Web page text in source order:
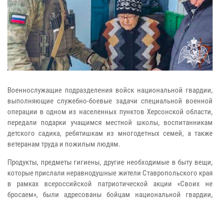
Военнослужащие подразделения войск национальной гвардии,
выполняющие служебно-боевые задачи специальной военной
операции в одном из населенных пунктов Херсонской области,
передали подарки учащимся местной школы, воспитанникам
детского садика, ребятишкам из многодетных семей, а также
ветеранам труда и пожилым людям.
Продукты, предметы гигиены, другие необходимые в быту вещи,
которые прислали неравнодушные жители Ставропольского края
в рамках всероссийской патриотической акции «Своих не
бросаем», были адресованы бойцам национальной гвардии,